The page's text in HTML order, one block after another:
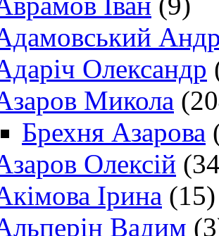
Олександр
Микола
Брехня Азарова
Олексій
Ірина (15)
Вадим